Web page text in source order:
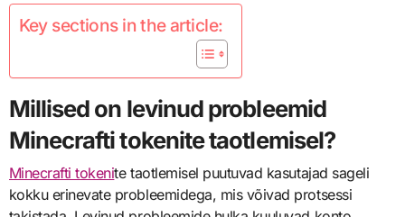
Key sections in the article:
Millised on levinud probleemid
Minecrafti tokenite taotlemisel?
Minecrafti tokenite taotlemisel puutuvad kasutajad sageli
kokku erinevate probleemidega, mis võivad protsessi